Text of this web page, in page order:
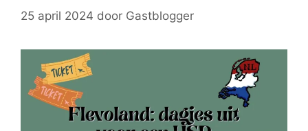
25 april 2024 door Gastblogger